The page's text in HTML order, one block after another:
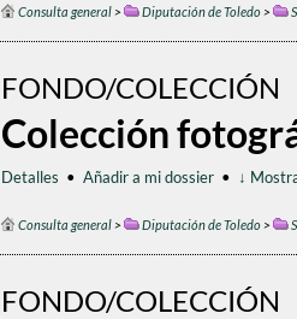
Consulta general> Diputación de Toledo>
FONDO/COLECCIÓN
Colección
Detalles • Añadir a mi dossier • ↓
Consulta general> Diputación de Toledo>
FONDO/COLECCIÓN